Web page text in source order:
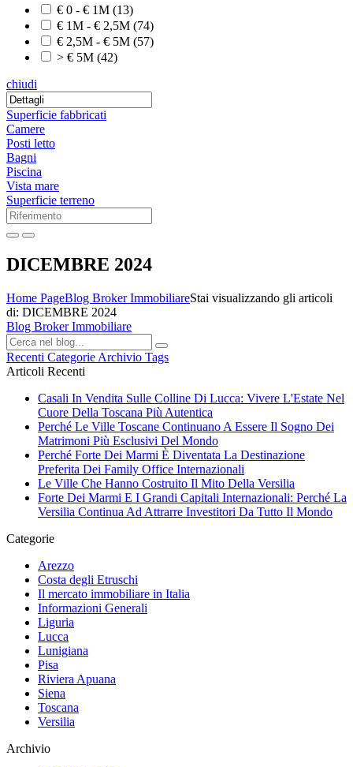
€ 0 - € 1M (13)
€ 1M - € 2,5M (74)
€ 2,5M - € 5M (57)
> € 5M (42)
chiudi
Superficie fabbricati
Camere
Posti letto
Bagni
Piscina
Vista mare
Superficie terreno
DICEMBRE 2024
Home PageBlog Broker ImmobiliareStai visualizzando gli articoli
di: DICEMBRE 2024
Blog Broker Immobiliare
Recenti Categorie Archivio Tags
Articoli Recenti
Casali In Vendita Sulle Colline Di Lucca: Vivere L'Estate Nel
Cuore Della Toscana Più Autentica
Perché Le Ville Toscane Continuano A Essere Il Sogno Dei
Matrimoni Più Esclusivi Del Mondo
Perché Forte Dei Marmi È Diventata La Destinazione
Preferita Dei Family Office Internazionali
Le Ville Che Hanno Costruito Il Mito Della Versilia
Forte Dei Marmi E I Grandi Capitali Internazionali: Perché La
Versilia Continua Ad Attrarre Investitori Da Tutto Il Mondo
Categorie
Arezzo
Costa degli Etruschi
Il mercato immobiliare in Italia
Informazioni Generali
Liguria
Lucca
Lunigiana
Pisa
Riviera Apuana
Siena
Toscana
Versilia
Archivio